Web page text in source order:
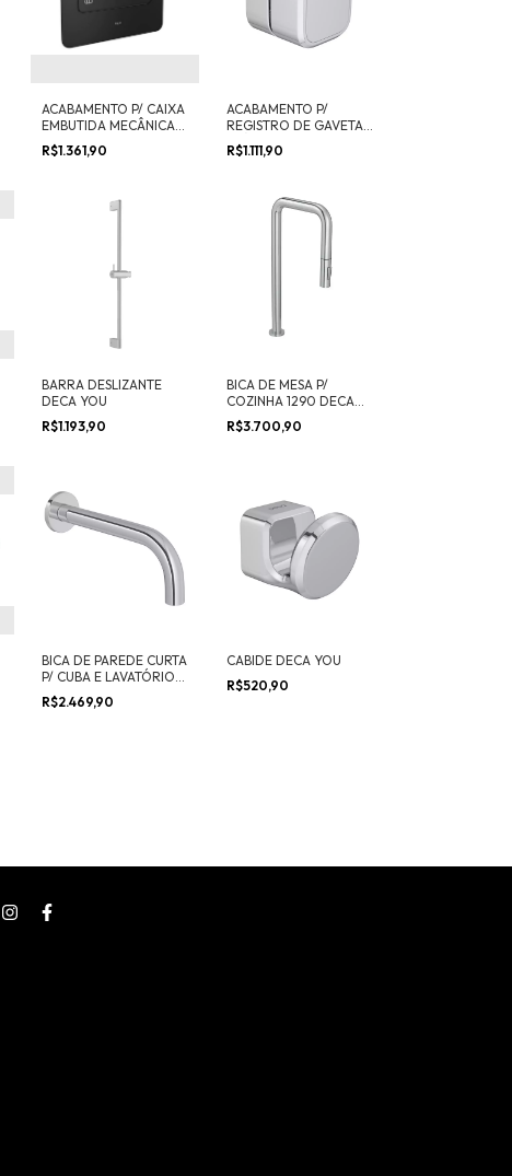
ACABAMENTO P/ CAIXA
EMBUTIDA MECÂNICA
DECA YOU
R$1.361,90
ACABAMENTO P/
REGISTRO DE GAVETA
ATÉ 1" QUADRADO
DECA YOU
R$1.111,90
BARRA DESLIZANTE
DECA YOU
R$1.193,90
BICA DE MESA P/
COZINHA 1290 DECA
YOU
R$3.700,90
BICA DE PAREDE CURTA
P/ CUBA E LAVATÓRIO
DECA YOU
R$2.469,90
CABIDE DECA YOU
R$520,90